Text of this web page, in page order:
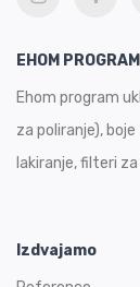
EHOM PROGRAM
Ehom program
za poliranje),
lakiranje, filteri
Izdvajamo